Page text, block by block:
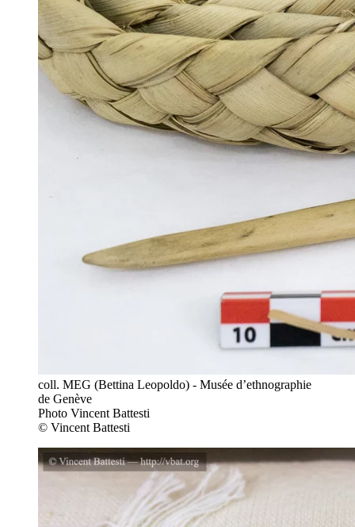
coll. MEG (Bettina Leopoldo) - Musée d’ethnographie
de Genève
Photo Vincent Battesti
© Vincent Battesti